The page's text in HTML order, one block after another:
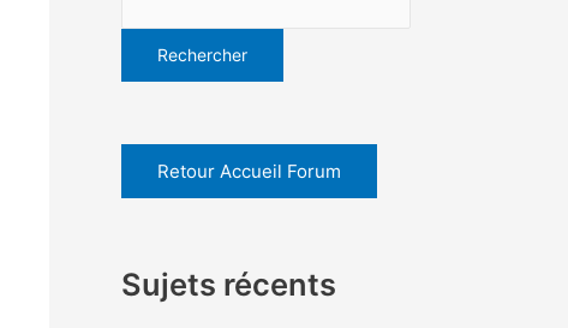
Retour Accueil Forum
Sujets récents